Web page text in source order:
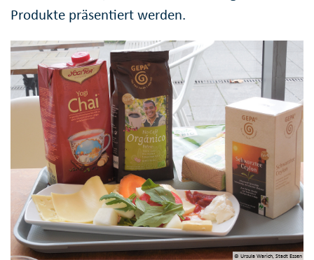
Produkte präsentiert werden.
© Ursula Warich, Stadt Essen